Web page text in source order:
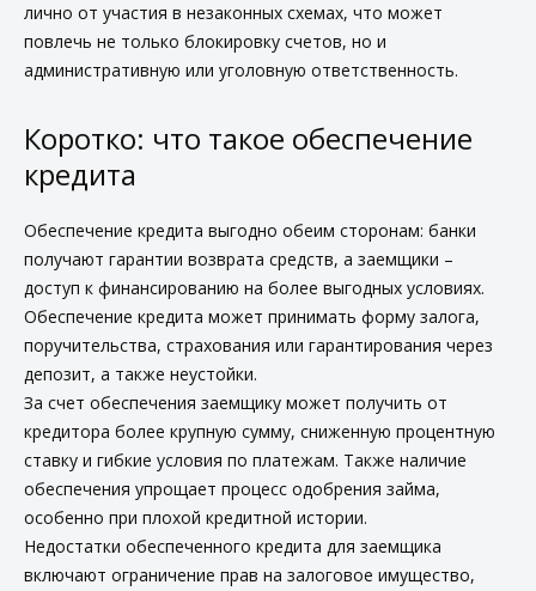
лично от участия в незаконных схемах, что может
повлечь не только блокировку счетов, но и
административную или уголовную ответственность.
Коротко: что такое обеспечение
кредита
Обеспечение кредита выгодно обеим сторонам: банки
получают гарантии возврата средств, а заемщики –
доступ к финансированию на более выгодных условиях.
Обеспечение кредита может принимать форму залога,
поручительства, страхования или гарантирования через
депозит, а также неустойки.
За счет обеспечения заемщику может получить от
кредитора более крупную сумму, сниженную процентную
ставку и гибкие условия по платежам. Также наличие
обеспечения упрощает процесс одобрения займа,
особенно при плохой кредитной истории.
Недостатки обеспеченного кредита для заемщика
включают ограничение прав на залоговое имущество,